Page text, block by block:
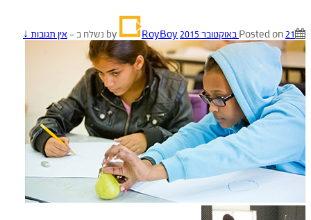
Posted on21 באוקטובר 2015 RoyBoy נשלח ב—אין תגובות ↓